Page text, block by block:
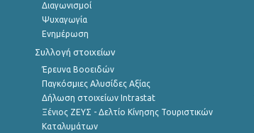
Διαγωνισμοί
Ψυχαγωγία
Ενημέρωση
Συλλογή στοιχείων
Έρευνα Βοοειδών
Παγκόσμιες Αλυσίδες Αξίας
Δήλωση στοιχείων Intrastat
Ξένιος ΖΕΥΣ - Δελτίο Κίνησης Τουριστικών
Καταλυμάτων